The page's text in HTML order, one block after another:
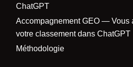
ChatGPT
Accompagnement GEO — Vous
votre classement dans ChatGPT
Méthodologie